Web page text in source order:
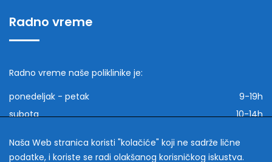
Radno vreme
Radno vreme naše poliklinike je:
ponedeljak - petak
9-19h
subota
10-14h
Naša Web stranica koristi "kolačiće" koji ne sadrže lične
podatke, i koriste se radi olakšanog korisničkog iskustva.